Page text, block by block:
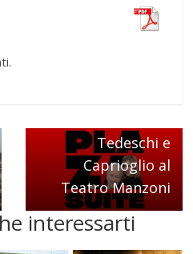
Tedeschi e
Caprioglio al
Teatro Manzoni
interessarti